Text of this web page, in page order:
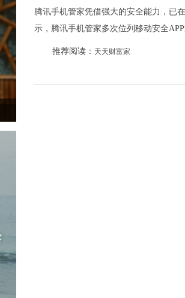
腾讯手机管家凭借强大的安全能力，已
示，腾讯手机管家多次位列移动安全
推荐阅读： 天天财富家